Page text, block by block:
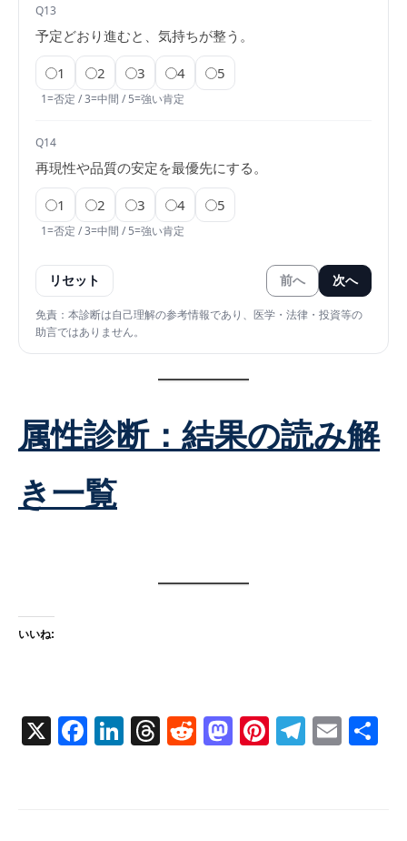
Q13
予定どおり進むと、気持ちが整う。
1 2 3 4 5
1=否定 / 3=中間 / 5=強い肯定
Q14
再現性や品質の安定を最優先にする。
1 2 3 4 5
1=否定 / 3=中間 / 5=強い肯定
リセット 前へ 次へ
免責：本診断は自己理解の参考情報であり、医学・法律・投資等の
助言ではありません。
属性診断：結果の読み解
き一覧
いいね:
X
F
Li
T
R
M
Pi
T
E